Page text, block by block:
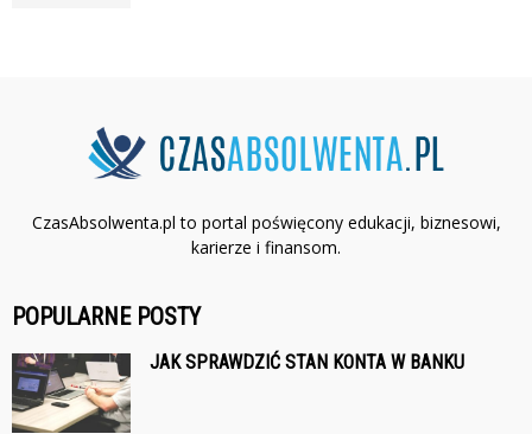
CzasAbsolwenta.pl to portal poświęcony edukacji, biznesowi,
karierze i finansom.
POPULARNE POSTY
JAK SPRAWDZIĆ STAN KONTA W BANKU